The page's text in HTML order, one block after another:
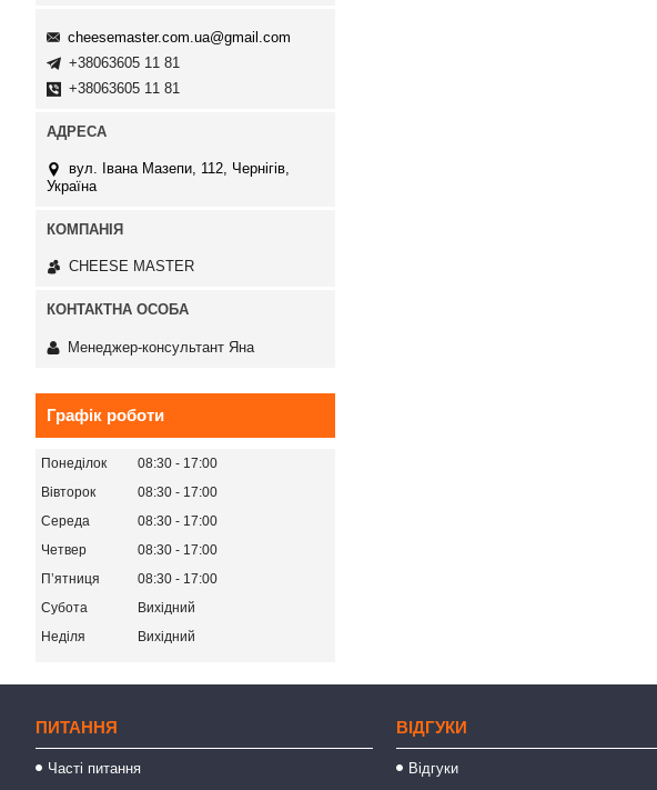
cheesemaster.com.ua@gmail.com
+38063605 11 81
+38063605 11 81
вул. Івана Мазепи, 112, Чернігів,
Україна
СHEESE MASTER
Менеджер-консультант Яна
Графік роботи
Понеділок 08:30
17:00
Вівторок
08:30
17:00
Середа
08:30
17:00
Четвер
08:30
17:00
Пʼятниця
08:30
17:00
Субота
Вихідний
Неділя
Вихідний
ПИТАННЯ
Часті питання
ВІДГУКИ
Відгуки